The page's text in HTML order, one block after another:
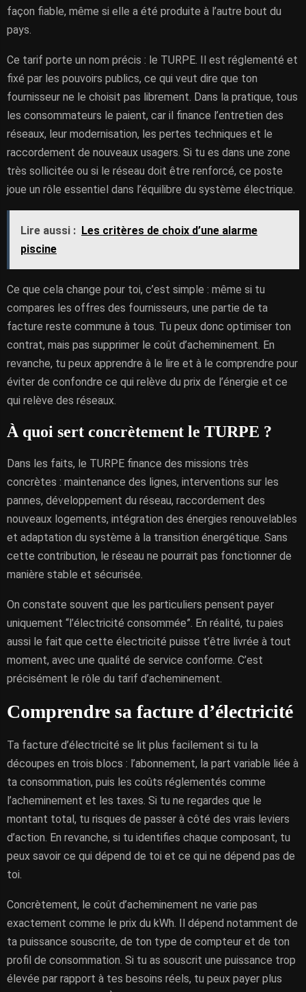
façon fiable, même si elle a été produite à l’autre bout du
pays.
Ce tarif porte un nom précis : le TURPE. Il est réglementé et
fixé par les pouvoirs publics, ce qui veut dire que ton
fournisseur ne le choisit pas librement. Dans la pratique, tous
les consommateurs le paient, car il finance l’entretien des
réseaux, leur modernisation, les pertes techniques et le
raccordement de nouveaux usagers. Si tu es dans une zone
très sollicitée ou si le réseau doit être renforcé, ce poste
joue un rôle essentiel dans l’équilibre du système électrique.
Lire aussi : Les critères de choix d’une alarme
piscine
Ce que cela change pour toi, c’est simple : même si tu
compares les offres des fournisseurs, une partie de ta
facture reste commune à tous. Tu peux donc optimiser ton
contrat, mais pas supprimer le coût d’acheminement. En
revanche, tu peux apprendre à le lire et à le comprendre pour
éviter de confondre ce qui relève du prix de l’énergie et ce
qui relève des réseaux.
À quoi sert concrètement le TURPE ?
Dans les faits, le TURPE finance des missions très
concrètes : maintenance des lignes, interventions sur les
pannes, développement du réseau, raccordement des
nouveaux logements, intégration des énergies renouvelables
et adaptation du système à la transition énergétique. Sans
cette contribution, le réseau ne pourrait pas fonctionner de
manière stable et sécurisée.
On constate souvent que les particuliers pensent payer
uniquement “l’électricité consommée”. En réalité, tu paies
aussi le fait que cette électricité puisse t’être livrée à tout
moment, avec une qualité de service conforme. C’est
précisément le rôle du tarif d’acheminement.
Comprendre sa facture d’électricité
Ta facture d’électricité se lit plus facilement si tu la
découpes en trois blocs : l’abonnement, la part variable liée à
ta consommation, puis les coûts réglementés comme
l’acheminement et les taxes. Si tu ne regardes que le
montant total, tu risques de passer à côté des vrais leviers
d’action. En revanche, si tu identifies chaque composant, tu
peux savoir ce qui dépend de toi et ce qui ne dépend pas de
toi.
Concrètement, le coût d’acheminement ne varie pas
exactement comme le prix du kWh. Il dépend notamment de
ta puissance souscrite, de ton type de compteur et de ton
profil de consommation. Si tu as souscrit une puissance trop
élevée par rapport à tes besoins réels, tu peux payer plus